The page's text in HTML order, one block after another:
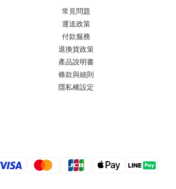
常見問題
運送政策
付款服務
退換貨政策
產品說明書
條款與細則
隱私權設定